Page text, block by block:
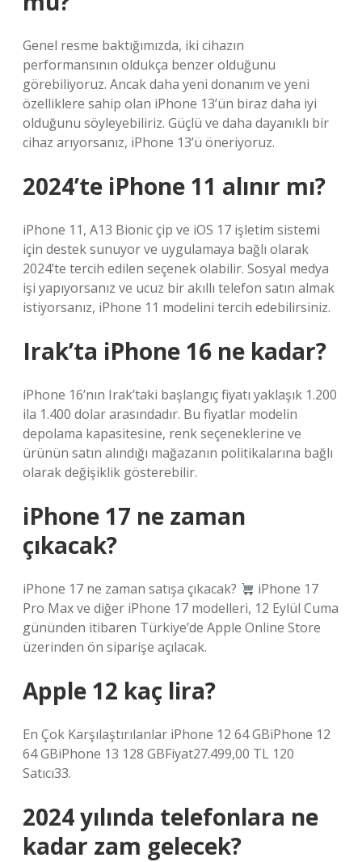
Genel resme baktığımızda, iki cihazın
performansının oldukça benzer olduğunu
görebiliyoruz. Ancak daha yeni donanım ve yeni
özelliklere sahip olan iPhone 13’ün biraz daha iyi
olduğunu söyleyebiliriz. Güçlü ve daha dayanıklı bir
cihaz arıyorsanız, iPhone 13’ü öneriyoruz.
2024’te iPhone 11 alınır mı?
iPhone 11, A13 Bionic çip ve iOS 17 işletim sistemi
için destek sunuyor ve uygulamaya bağlı olarak
2024’te tercih edilen seçenek olabilir. Sosyal medya
işi yapıyorsanız ve ucuz bir akıllı telefon satın almak
istiyorsanız, iPhone 11 modelini tercih edebilirsiniz.
Irak’ta iPhone 16 ne kadar?
iPhone 16’nın Irak’taki başlangıç ​​fiyatı yaklaşık 1.200
ila 1.400 dolar arasındadır. Bu fiyatlar modelin
depolama kapasitesine, renk seçeneklerine ve
ürünün satın alındığı mağazanın politikalarına bağlı
olarak değişiklik gösterebilir.
iPhone 17 ne zaman
çıkacak?
iPhone 17 ne zaman satışa çıkacak?
iPhone 17
Pro Max ve diğer iPhone 17 modelleri, 12 Eylül Cuma
gününden itibaren Türkiye’de Apple Online Store
üzerinden ön siparişe açılacak.
Apple 12 kaç lira?
En Çok Karşılaştırılanlar iPhone 12 64 GBiPhone 12
64 GBiPhone 13 128 GBFiyat27.499,00 TL 120
Satıcı33.
2024 yılında telefonlara ne
kadar zam gelecek?